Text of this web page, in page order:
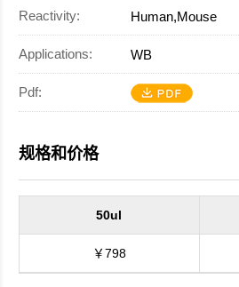
Reactivity: Human,Mouse
Applications: WB
Pdf:
规格和价格
50ul
￥798